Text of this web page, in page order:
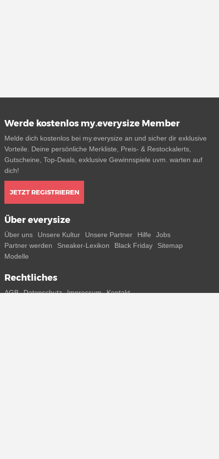
Werde kostenlos my.everysize Member
Melde dich kostenlos bei my.everysize an und sicher dir exklusive
Vorteile. Deine persönliche Merkliste, Preis- & Restockalerts,
Gutscheine, Top-Deals, exklusive Gewinnspiele uvm. warten auf
dich!
JETZT REGISTRIEREN
Über everysize
Über uns Unsere Kultur Unsere Partner Hilfe
Jobs
Partner werden
Sneaker-Lexikon Black Friday
Sitemap
Modelle
Rechtliches
AGB Datenschutz Impressum Kontakt